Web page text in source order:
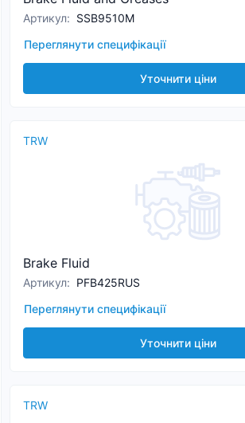
Артикул: SSB9510M
Переглянути специфікації
Уточнити ціни
TRW
Brake Fluid
Артикул: PFB425RUS
Переглянути специфікації
Уточнити ціни
TRW